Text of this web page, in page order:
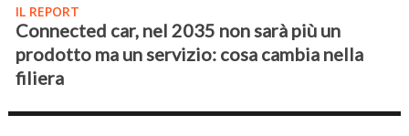
IL REPORT
Connected car, nel 2035 non sarà più un
prodotto ma un servizio: cosa cambia nella
filiera